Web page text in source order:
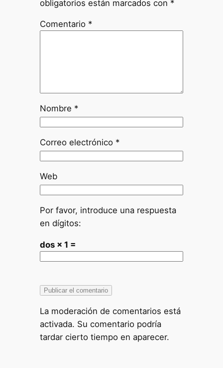
obligatorios están marcados con *
Comentario *
Nombre *
Correo electrónico *
Web
Por favor, introduce una respuesta
en dígitos:
dos × 1 =
La moderación de comentarios está
activada. Su comentario podría
tardar cierto tiempo en aparecer.